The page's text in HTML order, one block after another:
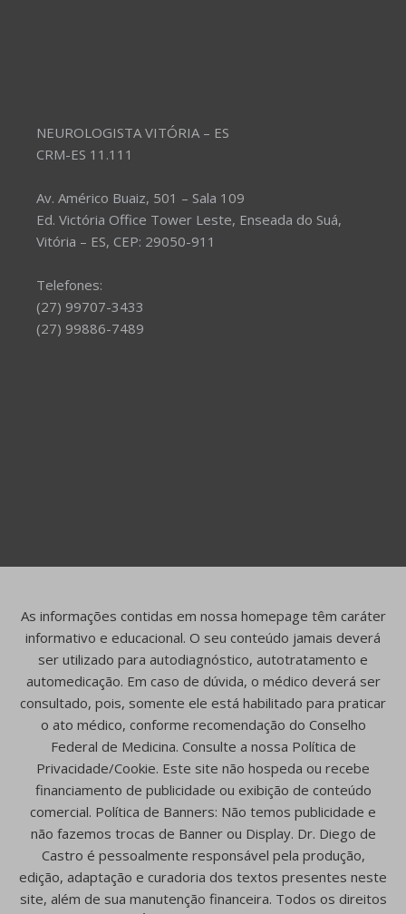
NEUROLOGISTA VITÓRIA – ES
CRM-ES 11.111
Av. Américo Buaiz, 501 – Sala 109
Ed. Victória Office Tower Leste, Enseada do Suá,
Vitória – ES, CEP: 29050-911
Telefones:
(27) 99707-3433
(27) 99886-7489
As informações contidas em nossa homepage têm caráter
informativo e educacional. O seu conteúdo jamais deverá
ser utilizado para autodiagnóstico, autotratamento e
automedicação. Em caso de dúvida, o médico deverá ser
consultado, pois, somente ele está habilitado para praticar
o ato médico, conforme recomendação do Conselho
Federal de Medicina. Consulte a nossa Política de
Privacidade/Cookie. Este site não hospeda ou recebe
financiamento de publicidade ou exibição de conteúdo
comercial. Política de Banners: Não temos publicidade e
não fazemos trocas de Banner ou Display. Dr. Diego de
Castro é pessoalmente responsável pela produção,
edição, adaptação e curadoria dos textos presentes neste
site, além de sua manutenção financeira. Todos os direitos